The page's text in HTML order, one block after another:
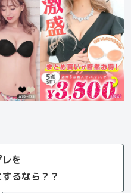
を
るなら？？